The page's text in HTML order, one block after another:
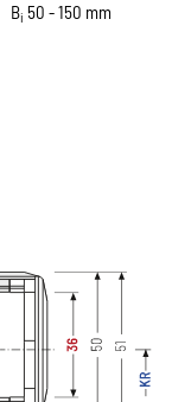
Bi 50 - 150 mm